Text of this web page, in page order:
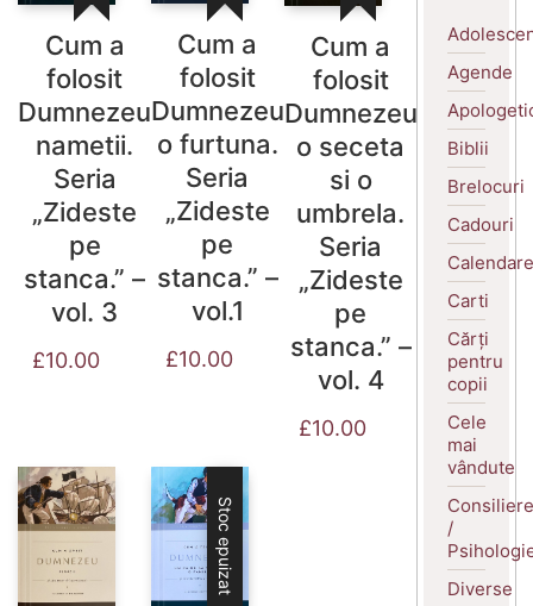
Cum a
folosit
Dumnezeu
nametii.
Seria
„Zideste
pe
stanca.” –
vol. 3
£10.00
Cum a
folosit
Dumnezeu
o furtuna.
Seria
„Zideste
pe
stanca.” –
vol.1
£10.00
Cum a
folosit
Dumnezeu
o seceta
si o
umbrela.
Seria
„Zideste
pe
stanca.” –
vol. 4
£10.00
Stoc epuizat
Agende
Biblii
Brelocuri
Cadouri
Calendare
Carti
Cărți
pentru
copii
Cele
mai
vândute
Consiliere
/
Diverse